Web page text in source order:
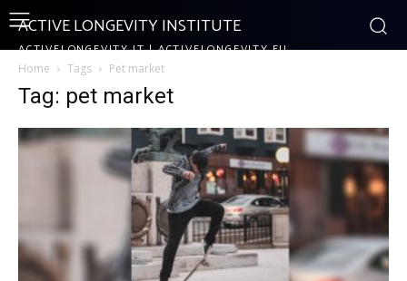
ACTIVE LONGEVITY INSTITUTE
ACTIVELONGEVITY.IT | ACTIVELONGEVITY.EU
Home Tags Pet market
Tag: pet market